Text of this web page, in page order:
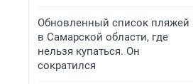
Обновленный список пляжей
в Самарской области, где
нельзя купаться. Он
сократился